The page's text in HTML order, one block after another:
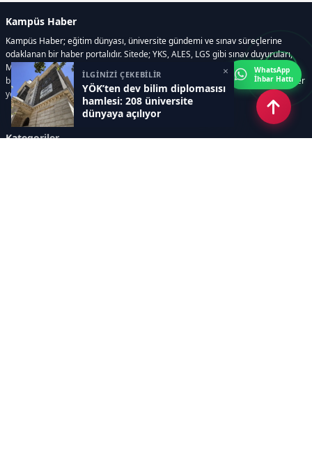
İLGİNİZİ ÇEKEBİLİR
YÖK’ten dev bilim diplomasısı
hamlesi: 208 üniversite
dünyaya açılıyor
×
Kampüs Haber
Kampüs Haber; eğitim dünyası, üniversite gündemi ve sınav süreçlerine
odaklanan bir haber portalıdır. Sitede; YKS, ALES, LGS gibi sınav duyuruları,
Milli Eğitim Bakanlığı gelişmeleri, üniversite haberleri, rehberlik içerikleri,
bilim ve teknoloji alanındaki yenilikler ile öğrenci yaşamına dair güncel bilgiler
yer alır.
Kategoriler
WhatsApp
İhbar Hattı